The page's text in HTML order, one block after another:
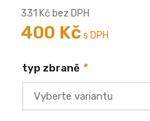
331 Kč bez DPH
400 Kč s DPH
typ zbraně *